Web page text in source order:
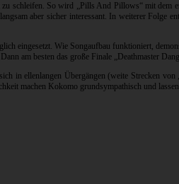
So wird „Pills And Pillows“ mit dem
aber sicher interessant. In weiterer Folge
eingesetzt. Wie Songaufbau funktioniert,
am besten das große Finale „Deathmaster
in ellenlangen Übergängen (weite Strecken
machen Kokomo grundsympathisch und